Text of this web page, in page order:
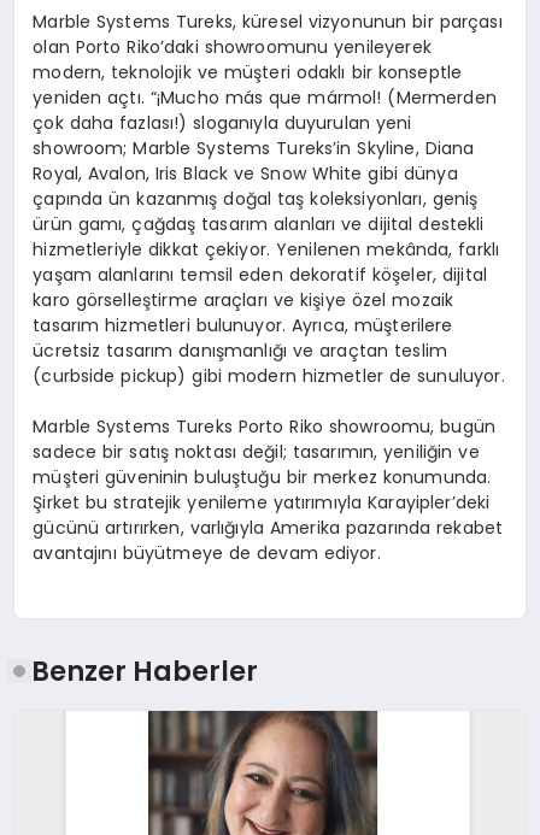
Marble Systems Tureks, küresel vizyonunun bir parçası
olan Porto Riko’daki showroomunu yenileyerek
modern, teknolojik ve müşteri odaklı bir konseptle
yeniden açtı. “¡Mucho más que mármol! (Mermerden
çok daha fazlası!) sloganıyla duyurulan yeni
showroom; Marble Systems Tureks’in Skyline, Diana
Royal, Avalon, Iris Black ve Snow White gibi dünya
çapında ün kazanmış doğal taş koleksiyonları, geniş
ürün gamı, çağdaş tasarım alanları ve dijital destekli
hizmetleriyle dikkat çekiyor. Yenilenen mekânda, farklı
yaşam alanlarını temsil eden dekoratif köşeler, dijital
karo görselleştirme araçları ve kişiye özel mozaik
tasarım hizmetleri bulunuyor. Ayrıca, müşterilere
ücretsiz tasarım danışmanlığı ve araçtan teslim
(curbside pickup) gibi modern hizmetler de sunuluyor.
Marble Systems Tureks Porto Riko showroomu, bugün
sadece bir satış noktası değil; tasarımın, yeniliğin ve
müşteri güveninin buluştuğu bir merkez konumunda.
Şirket bu stratejik yenileme yatırımıyla Karayipler’deki
gücünü artırırken, varlığıyla Amerika pazarında rekabet
avantajını büyütmeye de devam ediyor.
Benzer Haberler